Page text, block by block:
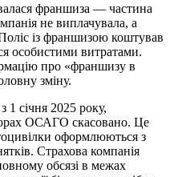
франшиза — частина
не виплачувала, а
із франшизою коштував
особистими витратами.
про «франшизу в
зміну.
січня 2025 року,
ОСАГО скасовано. Це
оформлюються з
Страхова компанія
обсязі в межах